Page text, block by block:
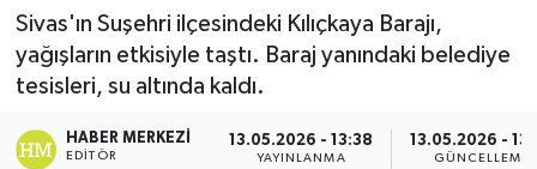
Sivas'ın Suşehri ilçesindeki Kılıçkaya Barajı,
yağışların etkisiyle taştı. Baraj yanındaki belediye
tesisleri, su altında kaldı.
HABER MERKEZI
EDITÖR
13.05.2026 - 13:38
YAYINLANMA
13.05.2026 -
GÜNCELLEME
Çevre
Diğer
Dünya
Süper Lig Puan Durumu ve Fikstür
Tüm Manşetler
Son Dakika Haberleri